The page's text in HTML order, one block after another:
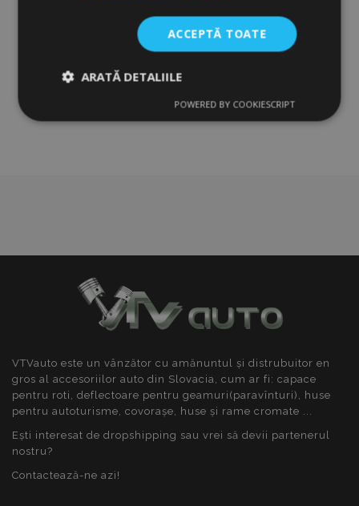
Epuizat din stoc
Lista
Dorințe
VTVauto este un vânzător cu amănuntul și distrubuitor en
gros al accesoriilor auto din Slovacia, cum ar fi: capace
pentru roti, deflectoare pentru geamuri(paravînturi), huse
pentru autoturisme, covorașe, huse și rame cromate ...
Ești interesat de dropshipping sau vrei să devii partenerul
nostru?
Contactează-ne azi!
ACCEPTĂ TOATE
ARATĂ DETALIILE
necesare
De
performanță
De
targetare
Strict necesare
De targetare
De funcţionalitate
funcționalitatea principală a site-ului web, cum ar
fi autentificarea utilizatorului și gestionarea
contului. Site-ul web nu poate fi utilizat corect fără
cookie-uri strict necesare.
Nume
Domeniu
POWERED BY COOKIESCRIPT